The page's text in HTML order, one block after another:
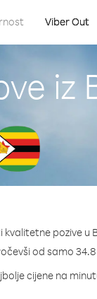
Viber Out
iz
pozive u
od samo
cijene na